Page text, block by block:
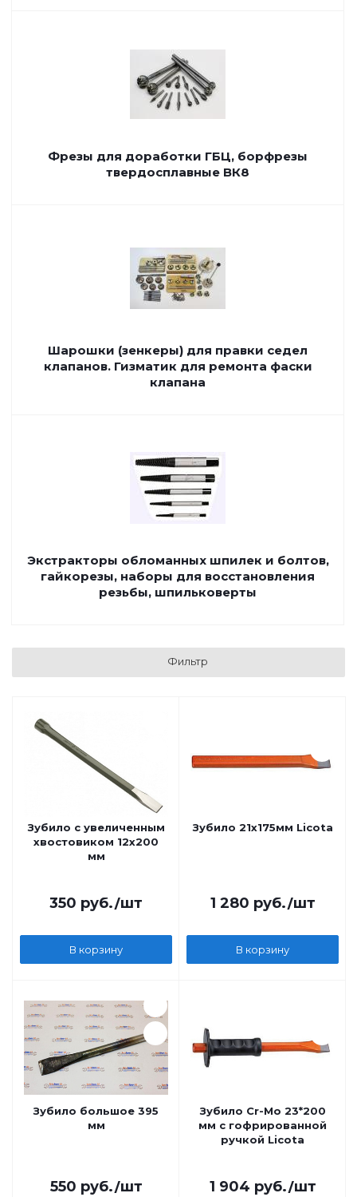
Фрезы для доработки ГБЦ, борфрезы
твердосплавные ВК8
Шарошки (зенкеры) для правки седел
клапанов. Гизматик для ремонта фаски
клапана
Экстракторы обломанных шпилек и болтов,
гайкорезы, наборы для восстановления
резьбы, шпильковерты
Фильтр
Зубило с увеличенным
хвостовиком 12х200
мм
350 руб./шт
В корзину
Зубило 21х175мм Licota
1 280 руб./шт
В корзину
Зубило большое 395
мм
550 руб./шт
Зубило Cr-Mo 23*200
мм с гофрированной
ручкой Licota
1 904 руб./шт